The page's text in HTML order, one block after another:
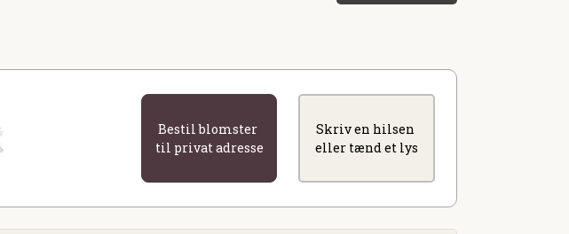
Bestil blomster
til privat adresse
Skriv en hilsen
eller tænd et lys